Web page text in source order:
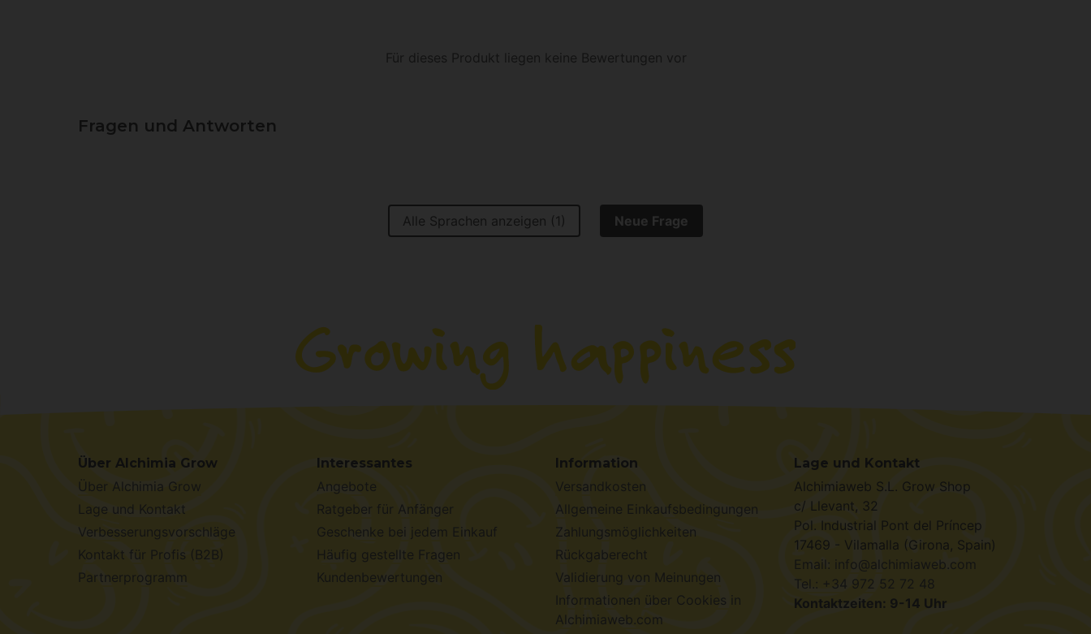
Für dieses Produkt liegen keine Bewertungen vor
Fragen und Antworten
Alle Sprachen anzeigen (1) Neue Frage
Über Alchimia Grow
Über Alchimia Grow
Lage und Kontakt
Verbesserungsvorschläge
Kontakt für Profis (B2B)
Partnerprogramm
Interessantes
Angebote
Ratgeber für Anfänger
Geschenke bei jedem Einkauf
Häufig gestellte Fragen
Kundenbewertungen
Information
Versandkosten
Allgemeine Einkaufsbedingungen
Zahlungsmöglichkeiten
Rückgaberecht
Validierung von Meinungen
Informationen über Cookies in
Alchimiaweb.com
Lage und Kontakt
Alchimiaweb S.L. Grow Shop
c/ Llevant, 32
Pol. Industrial Pont del Príncep
17469 - Vilamalla (Girona, Spain)
Email: info@alchimiaweb.com
Tel.: +34 972 52 72 48
Kontaktzeiten: 9-14 Uhr